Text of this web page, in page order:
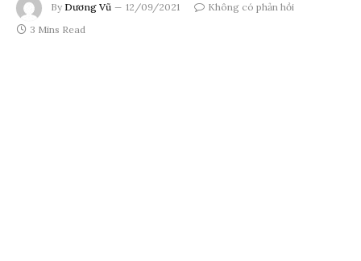
By Dương Vũ 12/09/2021
Không có phản hồi
3 Mins Read